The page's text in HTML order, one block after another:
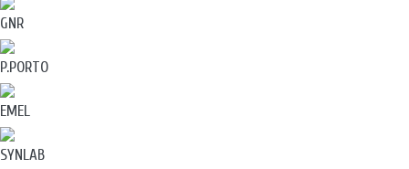
GNR
P.PORTO
EMEL
SYNLAB